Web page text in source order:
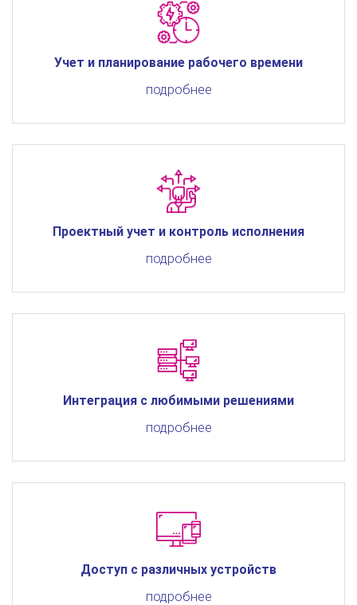
Учет и планирование рабочего времени
подробнее
Проектный учет и контроль исполнения
подробнее
Интеграция с любимыми решениями
подробнее
Доступ с различных устройств
подробнее